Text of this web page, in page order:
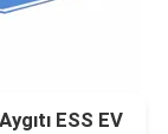
ESS EV